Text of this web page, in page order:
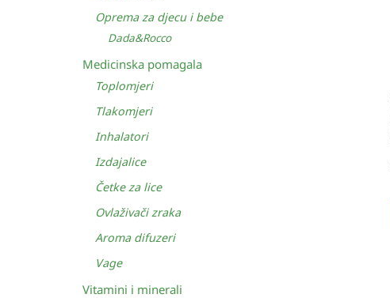
Oprema za djecu i bebe
Dada&Rocco
Medicinska pomagala
Toplomjeri
Tlakomjeri
Inhalatori
Izdajalice
Četke za lice
Ovlaživači zraka
Aroma difuzeri
Vage
Vitamini i minerali